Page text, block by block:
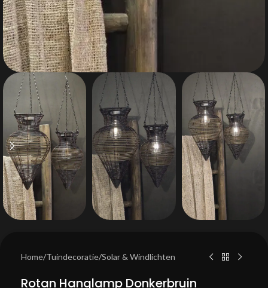
Home/Tuindecoratie/Solar & Windlichten
Rotan Hanglamp Donkerbruin